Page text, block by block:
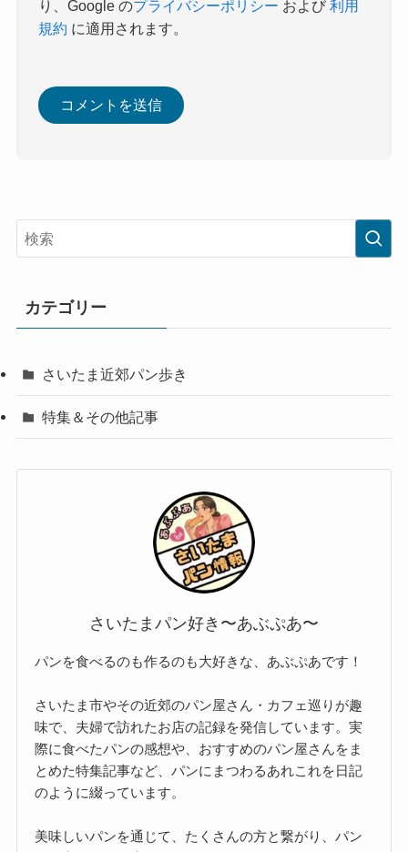
り、Google のプライバシーポリシー および利用
規約 に適用されます。
カテゴリー
さいたま近郊パン歩き
特集＆その他記事
さいたまパン好き〜あぶぷあ〜
パンを食べるのも作るのも大好きな、あぶぷあです！
さいたま市やその近郊のパン屋さん・カフェ巡りが趣
味で、夫婦で訪れたお店の記録を発信しています。実
際に食べたパンの感想や、おすすめのパン屋さんをま
とめた特集記事など、パンにまつわるあれこれを日記
のように綴っています。
美味しいパンを通じて、たくさんの方と繋がり、パン